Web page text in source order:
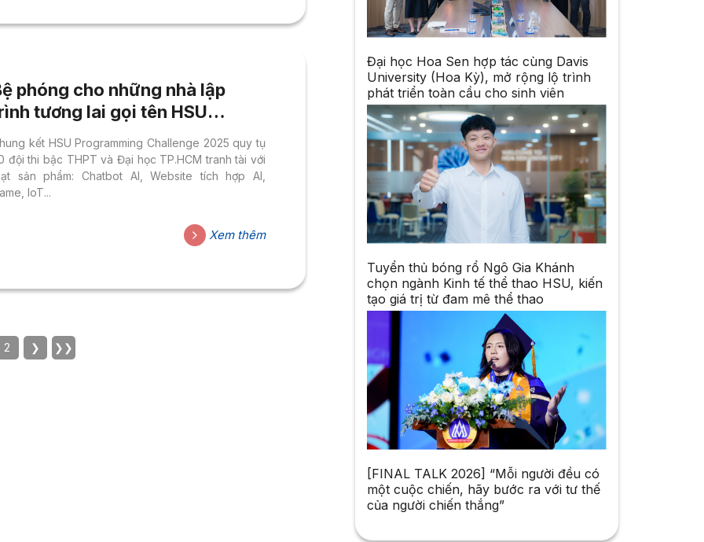
phóng cho những nhà lập
tương lai gọi tên HSU
Challenge 2025
kết HSU Programming Challenge 2025 quy tụ
đội thi bậc THPT và Đại học TP.HCM tranh tài với
sản phẩm: Chatbot AI, Website tích hợp AI,
IoT...
Xem thêm
2 ❯ ❯❯
Đại học Hoa Sen hợp tác cùng Davis
University (Hoa Kỳ), mở rộng lộ trình
phát triển toàn cầu cho sinh viên
Tuyển thủ bóng rổ Ngô Gia Khánh
chọn ngành Kinh tế thể thao HSU, kiến
tạo giá trị từ đam mê thể thao
[FINAL TALK 2026] “Mỗi người đều có
một cuộc chiến, hãy bước ra với tư thế
của người chiến thắng”